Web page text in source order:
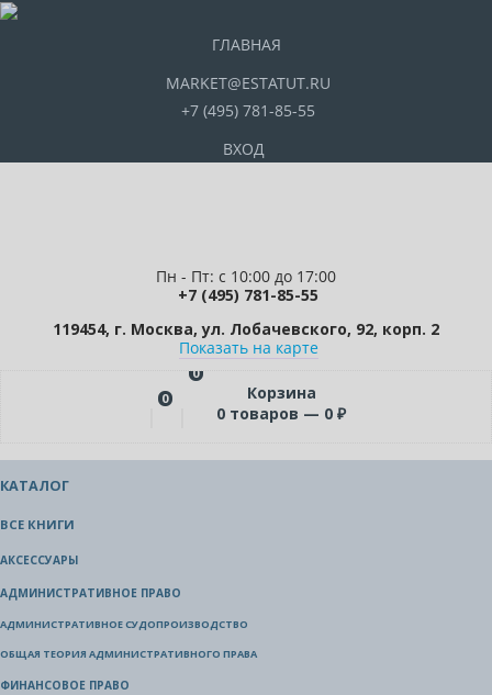
ГЛАВНАЯ
MARKET@ESTATUT.RU
+7 (495) 781-85-55
ВХОД
Пн - Пт: с 10:00 до 17:00
+7 (495) 781-85-55
119454, г. Москва, ул. Лобачевского, 92, корп. 2
Показать на карте
0
0
Корзина
0 товаров — 0 ₽
КАТАЛОГ
ВСЕ КНИГИ
АКСЕССУАРЫ
АДМИНИСТРАТИВНОЕ ПРАВО
АДМИНИСТРАТИВНОЕ СУДОПРОИЗВОДСТВО
ОБЩАЯ ТЕОРИЯ АДМИНИСТРАТИВНОГО ПРАВА
ФИНАНСОВОЕ ПРАВО